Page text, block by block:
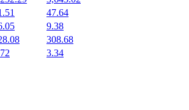
47.64
9.38
308.68
3.34